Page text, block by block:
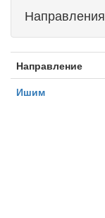
Направления
Направление
Ишим